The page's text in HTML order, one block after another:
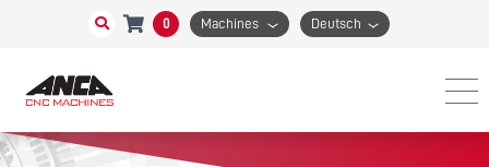
0 Machines Deutsch